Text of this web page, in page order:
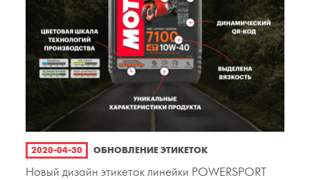
2020-04-30 ОБНОВЛЕНИЕ ЭТИКЕТОК
Новый дизайн этикеток линейки POWERSPORT